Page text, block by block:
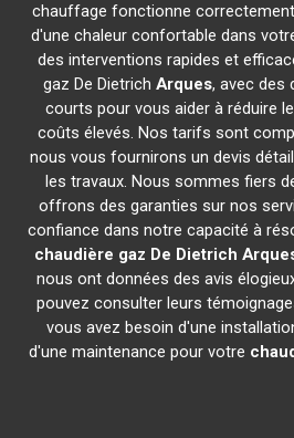
chauffage fonctionne
d'une chaleur confortable dans
des interventions rapides et
gaz De DietrichArques, avec des
courts pour vous aider à réduire
coûts élevés. Nos tarifs sont
nous vous fournirons un devis
les travaux. Nous sommes fiers
offrons des garanties sur nos
confiance dans notre capacité à
chaudière gaz De Dietrich
nous ont données des avis
pouvez consulter leurs
vous avez besoin d'une
d'une maintenance pour votre